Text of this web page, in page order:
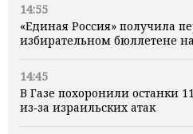
14:55
«Единая Россия» получила
избирательном бюллетене
14:45
В Газе похоронили останки
из‑за израильских атак